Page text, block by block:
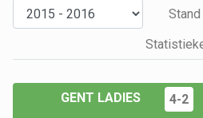
Stand
GENT LADIES 4-2